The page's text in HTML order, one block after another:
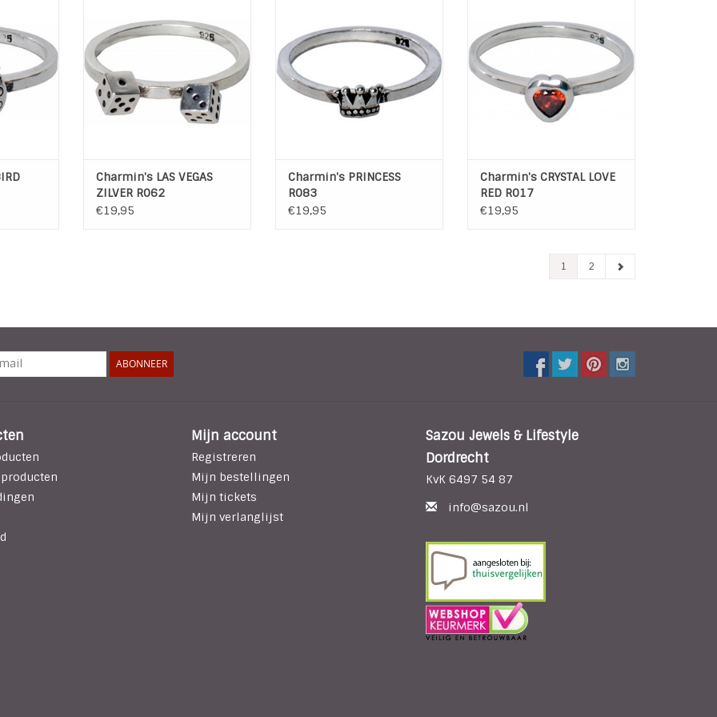
De Golden Look ringen zijn
gemaakt van koper en hebben
een laagje rosé- of geelgoud
met een transparante coating.
De steentjes zijn zirkonia en half
edelstenen.
De parels op de Charmi...
Charmin's LAS VEGAS
ZILVER R062
€19,95
Charmin's PRINCESS
R083
€19,95
De Golden Look ringen zijn
gemaakt van koper en hebben
een laagje rosé- of geelgoud
met een transparante coating.
De steentjes zijn zirkonia en half
edelstenen.
De parels op de Charmi...
Charmin's CRYSTAL LOVE
RED R017
€19,95
1 2
ABONNEER
Mijn account
Registreren
Mijn bestellingen
Mijn tickets
Mijn verlanglijst
Sazou Jewels & Lifestyle
Dordrecht
KvK 6497 54 87
info@sazou.nl